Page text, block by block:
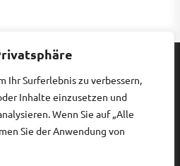
Ihr Surferlebnis zu verbessern,
Inhalte einzusetzen und
Wenn Sie auf „Alle
Sie der Anwendung von